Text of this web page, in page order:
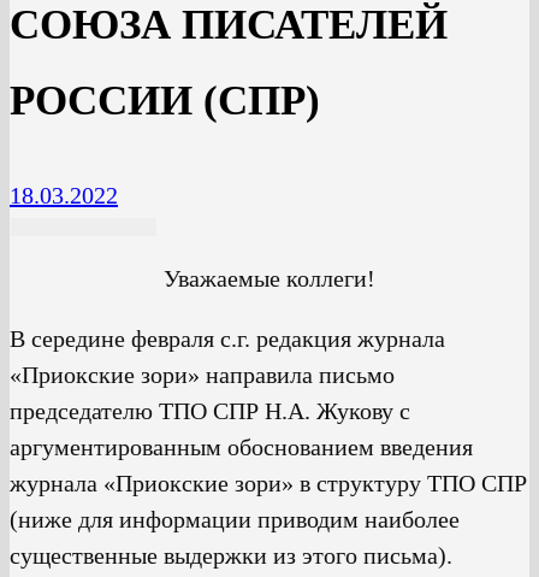
СОЮЗА ПИСАТЕЛЕЙ
РОССИИ (СПР)
18.03.2022
Уважаемые коллеги!
В середине февраля с.г. редакция журнала
«Приокские зори» направила письмо
председателю ТПО СПР Н.А. Жукову с
аргументированным обоснованием введения
журнала «Приокские зори» в структуру ТПО СПР
(ниже для информации приводим наиболее
существенные выдержки из этого письма).